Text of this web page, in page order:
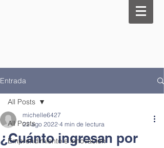
Entrada
All Posts
Emprendimiento e innovación
All Posts
¿Cuánto ingresan por
michelle6427
22 ago 2022 4 min de lectura